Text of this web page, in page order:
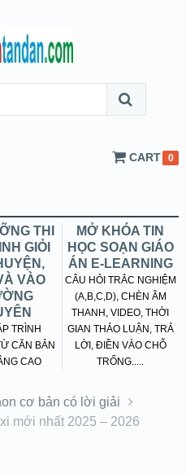
CART 0
THI
GIỎI
VÀO
TRÌNH
CĂN BẢN
CAO
MỞ KHÓA TIN
HỌC SOẠN GIÁO
ÁN E-LEARNING
CÂU HỎI TRẮC NGHIỆM
(A,B,C,D), CHÈN ÂM
THANH, VIDEO, THỜI
GIAN THẢO LUẬN, TRẢ
LỜI, ĐIỀN VÀO CHỖ
TRỐNG.....
cơ bản có lời giải
mới nhất 2025 – 2026